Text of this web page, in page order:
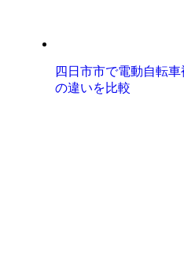
四日市市で電動自転
の違いを比較